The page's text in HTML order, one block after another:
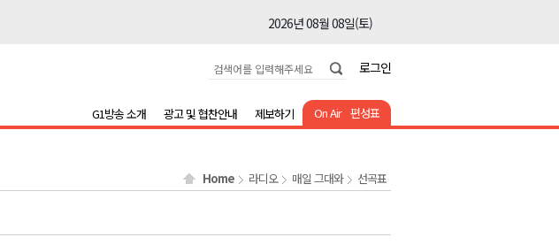
2026년 08월 08일(토)
2026년 08월 08일(토)
2026년 08월 08일(토)
2026년 08월 08일(토)
로그인
On Air 편성표
G1방송 소개 광고 및 협찬안내 제보하기
Home 라디오 매일 그대와 선곡표